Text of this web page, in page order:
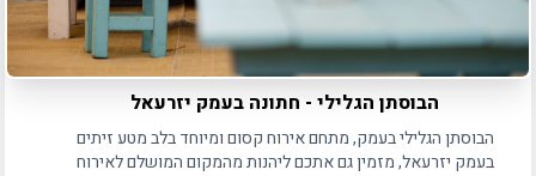
הבוסתן הגלילי - חתונה בעמק יזרעאל
הבוסתן הגלילי בעמק, מתחם אירוח קסום ומיוחד בלב מטע זיתים
בעמק יזרעאל, מזמין גם אתכם ליהנות מהמקום המושלם לאירוח